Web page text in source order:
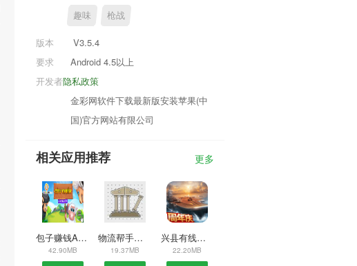
趣味 枪战
版本
V3.5.4
要求
Android 4.5以上
隐私政策
开发者
金彩网软件下载最新版安装苹果(中
国)官方网站有限公司
相关应用推荐 更多
包子赚钱APP
42.90MB
物流帮手货主APP
19.37MB
兴县有线安卓版
22.20MB